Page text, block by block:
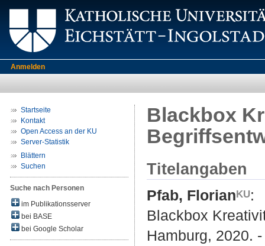
Anmelden
Startseite
Kontakt
Open Access an der KU
Server-Statistik
Blättern
Suchen
Suche nach Personen
im Publikationsserver
bei BASE
bei Google Scholar
Blackbox
Titelangaben
Pfab, Florian
:
Blackbox
Hamburg, 2020.